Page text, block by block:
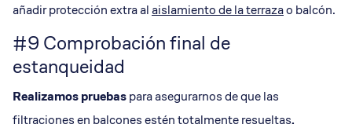
añadir protección extra alaislamiento de la terrazao balcón.
#9 Comprobación final de
estanqueidad
Realizamos pruebaspara asegurarnos de que las
filtraciones en balcones estén totalmente resueltas.